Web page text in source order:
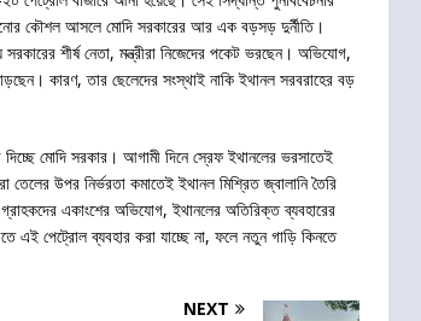
কৌশল আসলে মোদি সরকারের আর এক বড়সড় দুর্নীতি।
শীর্ষ নেতা, মন্ত্রীরা নিজেদের পকেট ভরছেন। অভিযোগ,
কারণ, তার ছেলেদের সংস্থাই নাকি ইথানল সরবরাহের বড়
মোদি সরকার। আগামী দিনে স্রেফ ইথানলের ভরসাতেই
তেলের উপর নির্ভরতা কমাতেই ইথানল মিশ্রিত জ্বালানি তৈরি
একাংশের অভিযোগ, ইথানলের অতিরিক্ত ব্যবহারের
এই পেট্রোল ব্যবহার করা যাচ্ছে না, ফলে নতুন গাড়ি কিনতে
NEXT